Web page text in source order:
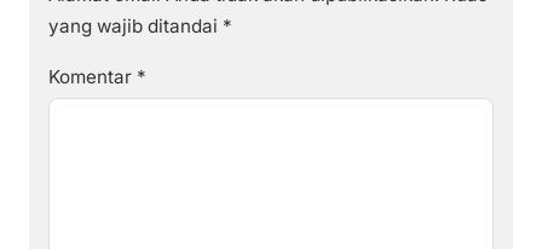
yang wajib ditandai *
Komentar *